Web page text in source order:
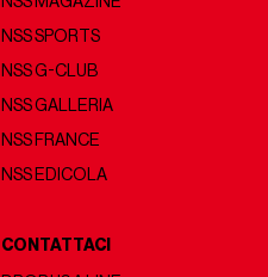
NSS SPORTS
NSS G-CLUB
NSS GALLERIA
NSS FRANCE
NSS EDICOLA
CONTATTACI